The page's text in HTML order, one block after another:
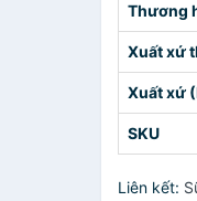
Thương
Xuất xứ
Xuất xứ
SKU
Liên kết: